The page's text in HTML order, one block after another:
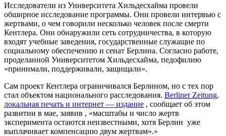
Исследователи из Университета Хильдесхайма провели
обширное исследование программы. Они провели интервью с
жертвами, о чем говорили несколько человек после смерти
Кентлера. Они обнаружили сеть сотрудничества, в которую
входят учебные заведения, государственные служащие по
социальному обеспечению и сенат Берлина. Согласно работе,
проделанной Университетом Хильдесхайма, педофилию
«принимали, поддерживали, защищали».
Сам проект Кентлера ограничивался Берлином, но с тех пор
стал объектом национального расследования. Berliner Zeitung,
локальная печать и интернет — издание , сообщает об этом
развитии в мае, заявив , «масштабы и число жертв
эксперимента остаются неизвестными, хотя Берлин уже
выплачивает компенсацию двум жертвам».»